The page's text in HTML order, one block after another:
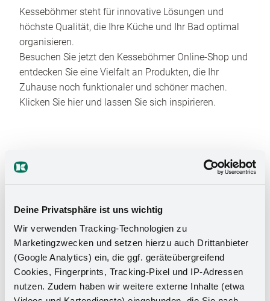
Deine Privatsphäre ist uns wichtig
Wir verwenden Tracking-Technologien zu
Marketingzwecken und setzen hierzu auch Drittanbieter
(Google Analytics) ein, die ggf. geräteübergreifend
Cookies, Fingerprints, Tracking-Pixel und IP-Adressen
nutzen. Zudem haben wir weitere externe Inhalte (etwa
Kesseböhmer steht für innovative Lösungen und
höchste Qualität, die Ihre Küche und Ihr Bad optimal
organisieren.
Besuchen Sie jetzt den Kesseböhmer Online-Shop und
entdecken Sie eine Vielfalt an Produkten, die Ihr
Zuhause noch funktionaler und schöner machen.
Klicken Sie hier und lassen Sie sich inspirieren.
Das Stauraumwunder für Ihr
Badezimmer